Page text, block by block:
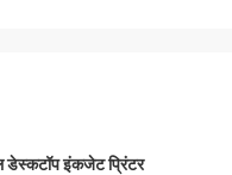
डेस्कटॉप इंकजेट प्रिंटर